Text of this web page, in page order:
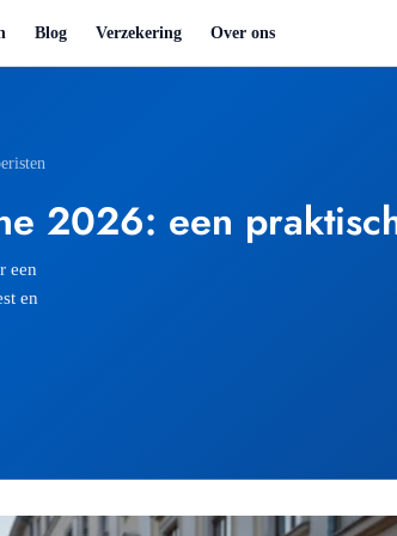
Blog Verzekering Over ons
2026: een
een
en